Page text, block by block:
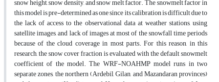
snow height, snow density, and snow melt factor. The snowmelt factor in
this model is pre-determined as one since its calibration is difficult due to
the lack of access to the observational data at weather stations, using
satellite images, and lack of images at most of the snowfall time periods
because of the cloud coverage in most parts. For this reason, in this
research, the snow cover fraction is evaluated with the default snowmelt
coefficient of the model. The WRF-NOAHMP model runs in two
separate zones, the northern (Ardebil, Gilan, and Mazandaran provinces)